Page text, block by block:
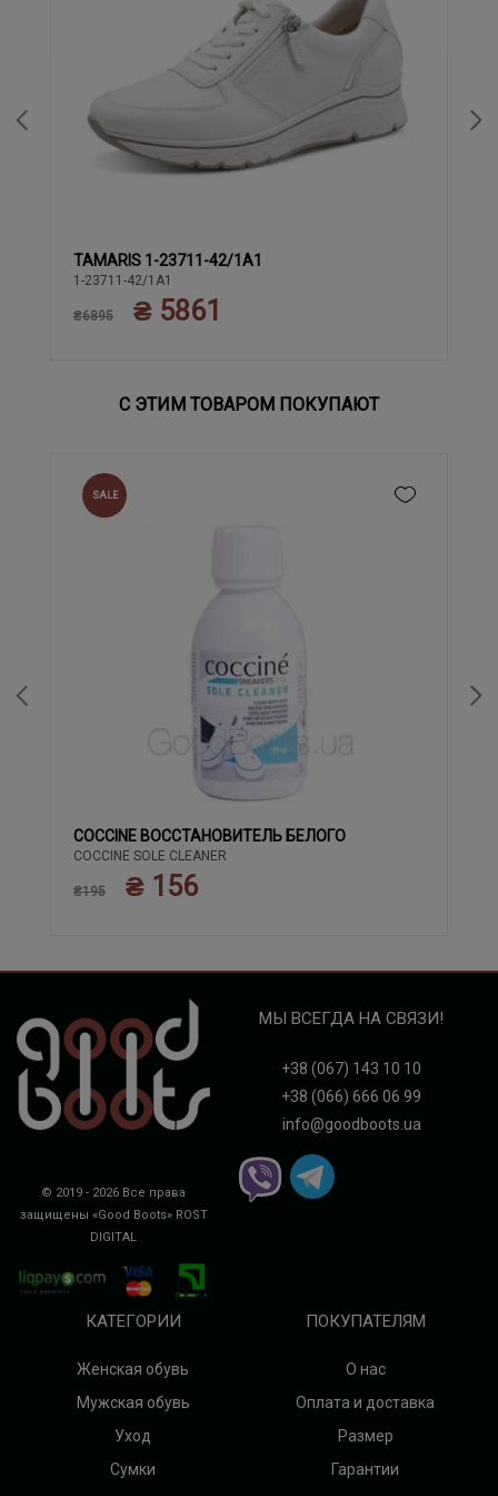
36 37 38 39 40
TAMARIS 1-23711-42/1A1
1-23711-42/1A1
₴6895 ₴ 5861
С ЭТИМ ТОВАРОМ ПОКУПАЮТ
SALE
COCCINE ВОССТАНОВИТЕЛЬ БЕЛОГО
COCCINE SOLE CLEANER
₴195 ₴ 156
© 2019 - 2026 Все права
защищены «Good Boots» ROST
DIGITAL
МЫ ВСЕГДА НА СВЯЗИ!
+38 (067) 143 10 10
+38 (066) 666 06 99
info@goodboots.ua
КАТЕГОРИИ
Женская обувь
Мужская обувь
Уход
Сумки
ПОКУПАТЕЛЯМ
О нас
Оплата и доставка
Размер
Гарантии